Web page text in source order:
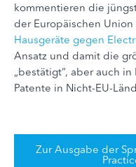
kommentieren die
der Europäischen Union
Hausgeräte gegen
Ansatz und damit die
„bestätigt“, aber auch
Patente in Nicht-EU-
Zur Ausgabe der